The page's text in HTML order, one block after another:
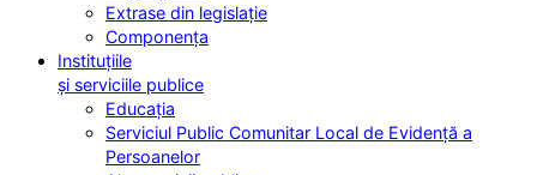
Extrase din legislație
Componența
Instituțiile
și serviciile publice
Educația
Serviciul Public Comunitar Local de Evidență a
Persoanelor